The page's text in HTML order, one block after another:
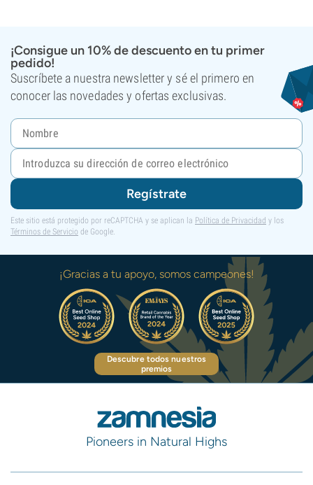
¡Consigue un 10% de descuento en tu primer
pedido!
Suscríbete a nuestra newsletter y sé el primero en
conocer las novedades y ofertas exclusivas.
Regístrate
Este sitio está protegido por reCAPTCHA y se aplican la Política de Privacidad y los
Términos de Servicio de Google.
¡Gracias a tu apoyo, somos campeones!
Descubre todos nuestros
premios
Pioneers in Natural Highs